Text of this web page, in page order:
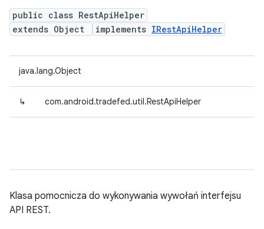
public class RestApiHelper
extends Object
implements IRestApiHelper
java.lang.Object
↳ com.android.tradefed.util.RestApiHelper
Klasa pomocnicza do wykonywania wywołań interfejsu
API REST.